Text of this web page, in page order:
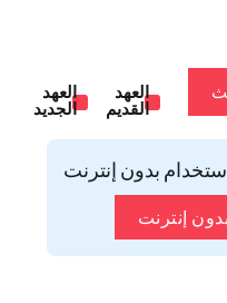
العهد
القديم
العهد
الجديد
بدون إنترنت
إنترنت